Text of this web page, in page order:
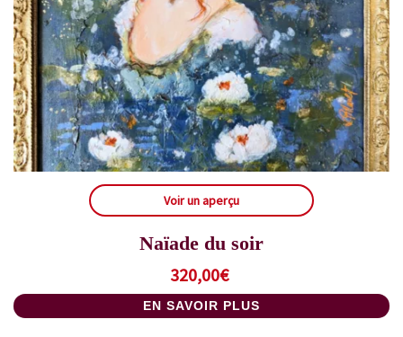
Voir un aperçu
Naïade du soir
320,00€
EN SAVOIR PLUS